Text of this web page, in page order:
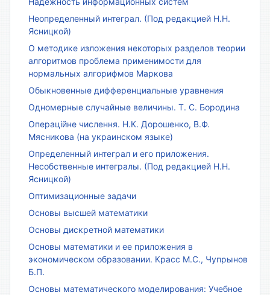
Неопределенный интеграл. (Под редакцией Н.Н.
Ясницкой)
О методике изложения некоторых разделов теории
алгоритмов проблема применимости для
нормальных алгорифмов Маркова
Обыкновенные дифференциальные уравнения
Одномерные случайные величины. Т. С. Бородина
Операційне числення. Н.К. Дорошенко, В.Ф.
Мясникова (на украинском языке)
Определенный интеграл и его приложения.
Несобственные интегралы. (Под редакцией Н.Н.
Ясницкой)
Оптимизационные задачи
Основы высшей математики
Основы дискретной математики
Основы математики и ее приложения в
экономическом образовании. Красс М.С., Чупрынов
Б.П.
Основы математического моделирования: Учебное